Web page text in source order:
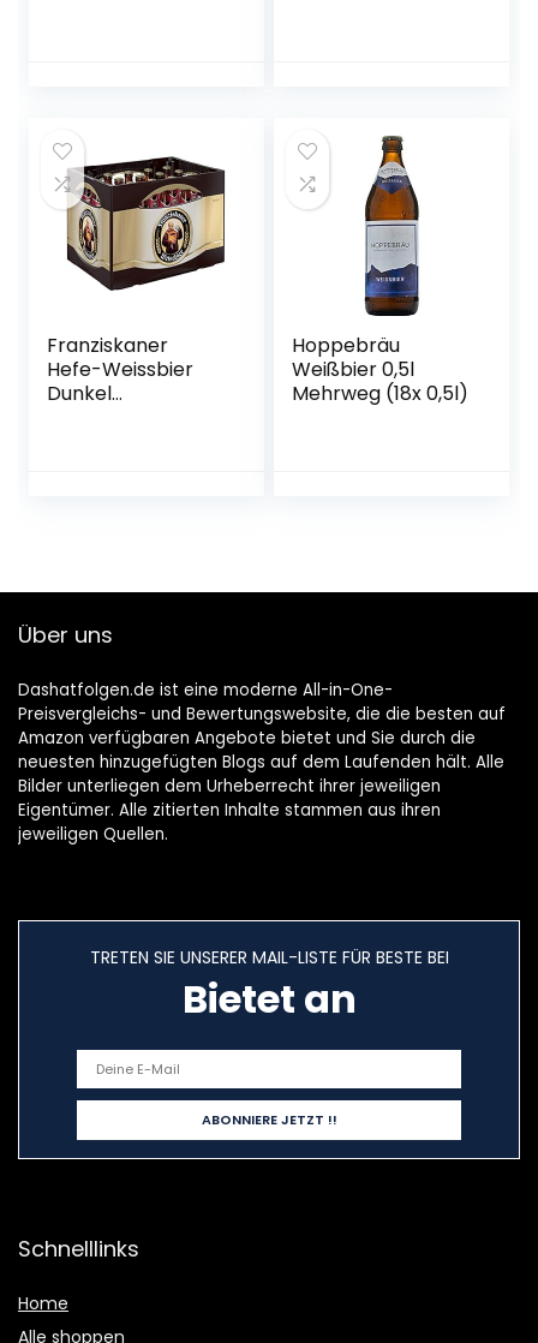
Franziskaner
Hefe-Weissbier
Dunkel
Hoppebräu
Weißbier 0,5l
Mehrweg (18x 0,5l)
Über uns
Dashatfolgen.de ist eine moderne All-in-One-
Preisvergleichs- und Bewertungswebsite, die die besten auf
Amazon verfügbaren Angebote bietet und Sie durch die
neuesten hinzugefügten Blogs auf dem Laufenden hält. Alle
Bilder unterliegen dem Urheberrecht ihrer jeweiligen
Eigentümer. Alle zitierten Inhalte stammen aus ihren
jeweiligen Quellen.
TRETEN SIE UNSERER MAIL-LISTE FÜR BESTE BEI
Bietet an
Schnelllinks
Home
Alle shoppen